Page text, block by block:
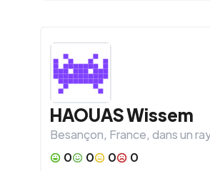
HAOUAS Wissem
Besançon, France, dans un
0
0 0
0